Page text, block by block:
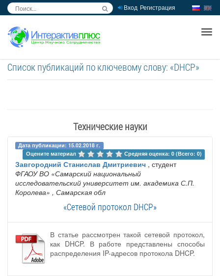
Вход Регистрация
Список публикаций по ключевому слову: «DHCP»
Технические науки
Дата публикации: 15.02.2018 г.
Оцените материал
Средняя оценка: 0 (Всего: 0)
Завгородний Станислав Дмитриевич , студент
ФГАОУ ВО «Самарский национальный
исследовательский университет им. академика С.П.
Королева» , Самарская обл
«Сетевой протокол DHCP»
В статье рассмотрен такой сетевой протокол,
как DHCP. В работе представлены способы
распределения IP-адресов протокола DHCP.